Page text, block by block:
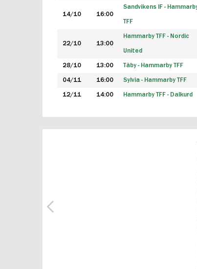
14/10 16:00
Sandvikens IF -
TFF
22/10 13:00
Hammarby TFF - Nordic
United
28/10 13:00 Täby - Hammarby TFF
04/11 16:00 Sylvia - Hammarby TFF
12/11 14:00 Hammarby TFF - Dalkurd